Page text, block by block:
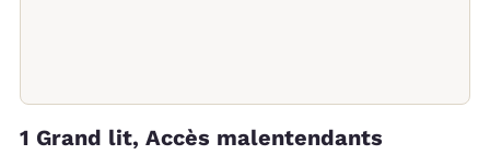
1 Grand lit, Accès malentendants